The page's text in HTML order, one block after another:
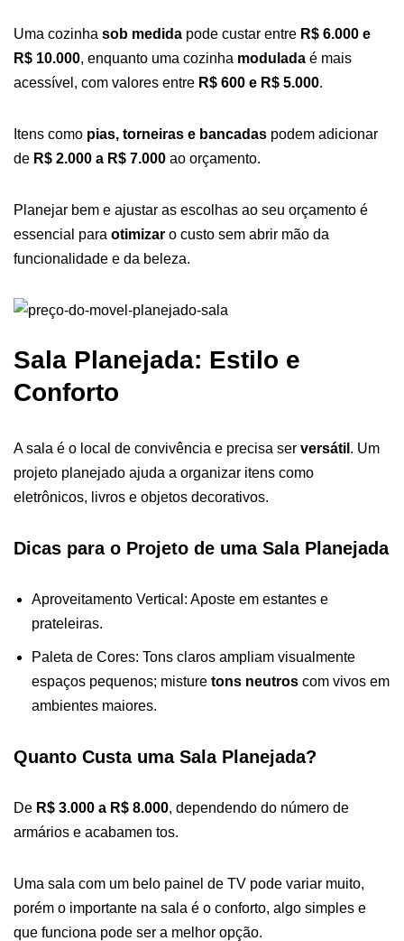
Uma cozinha sob medida pode custar entre R$ 6.000 e
R$ 10.000, enquanto uma cozinha modulada é mais
acessível, com valores entre R$ 600 e R$ 5.000.
Itens como pias, torneiras e bancadas podem adicionar
de R$ 2.000 a R$ 7.000 ao orçamento.
Planejar bem e ajustar as escolhas ao seu orçamento é
essencial para otimizar o custo sem abrir mão da
funcionalidade e da beleza.
Sala Planejada: Estilo e
Conforto
A sala é o local de convivência e precisa ser versátil . Um
projeto planejado ajuda a organizar itens como
eletrônicos, livros e objetos decorativos.
Dicas para o Projeto de uma Sala Planejada
Aproveitamento Vertical: Aposte em estantes e
prateleiras.
Paleta de Cores: Tons claros ampliam visualmente
espaços pequenos; misture tons neutros com vivos em
ambientes maiores.
Quanto Custa uma Sala Planejada?
De R$ 3.000 a R$ 8.000, dependendo do número de
armários e acabamen tos.
Uma sala com um belo painel de TV pode variar muito,
porém o importante na sala é o conforto, algo simples e
que funciona pode ser a melhor opção.